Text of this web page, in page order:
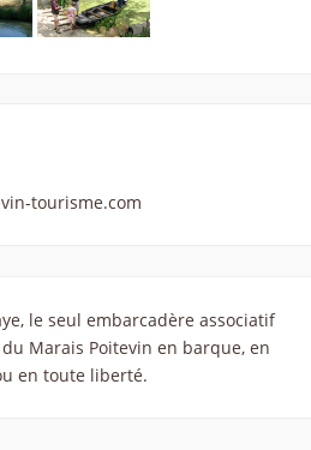
tourisme.com
le seul embarcadère associatif
Marais Poitevin en barque, en
en toute liberté.